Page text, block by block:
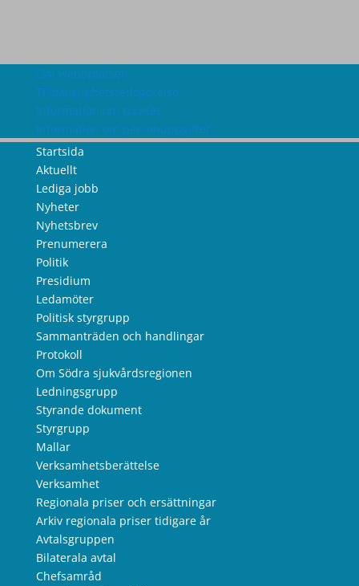
Om webbplatsen
Tillgänglighetsredogörelse
Information om cookies
Information om personuppgifter
Startsida
Aktuellt
Lediga jobb
Nyheter
Nyhetsbrev
Prenumerera
Politik
Presidium
Ledamöter
Politisk styrgrupp
Sammanträden och handlingar
Protokoll
Om Södra sjukvårdsregionen
Ledningsgrupp
Styrande dokument
Styrgrupp
Mallar
Verksamhetsberättelse
Verksamhet
Regionala priser och ersättningar
Arkiv regionala priser tidigare år
Avtalsgruppen
Bilaterala avtal
Chefsamråd